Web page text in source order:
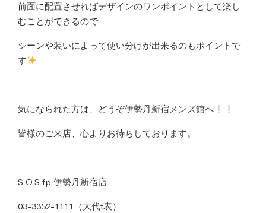
前面に配置させればデザインのワンポイントとして楽し
むことができるので
シーンや装いによって使い分けが出来るのもポイントで
す
気になられた方は、どうぞ伊勢丹新宿メンズ館へ
皆様のご来店、心よりお待ちしております。
S.O.S fp 伊勢丹新宿店
03-3352-1111（大代t表）